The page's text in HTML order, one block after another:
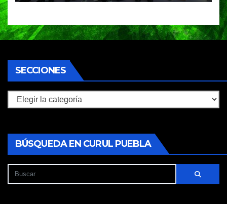
SECCIONES
Secciones
BÚSQUEDA EN CURUL PUEBLA